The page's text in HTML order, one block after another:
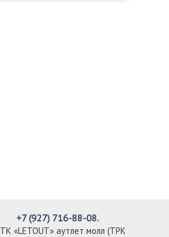
+7 (927) 716-88-08.
ТК «LETOUT» аутлет молл (ТРК